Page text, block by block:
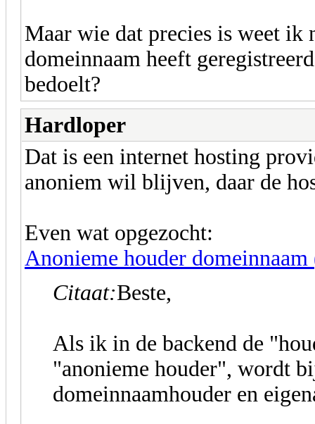
Maar wie dat precies is weet
domeinnaam heeft
bedoelt?
Hardloper
Dat is een internet hosting
anoniem wil blijven, daar de
Even wat opgezocht:
Anonieme houder
Citaat:Beste,
Als ik in de backend de
"anonieme houder", wordt
domeinnaamhouder en